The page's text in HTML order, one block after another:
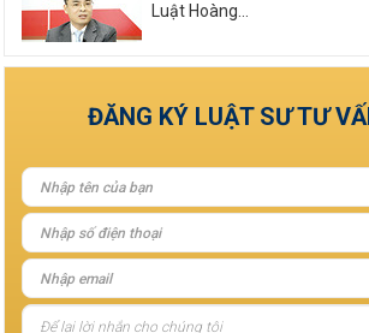
Luật Hoàng...
Xem
ĐĂNG KÝ LUẬT SƯ TƯ